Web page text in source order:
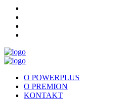
O POWERPLUS
O PREMION
KONTAKT